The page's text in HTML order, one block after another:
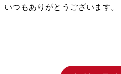
いつもありがとうございます。